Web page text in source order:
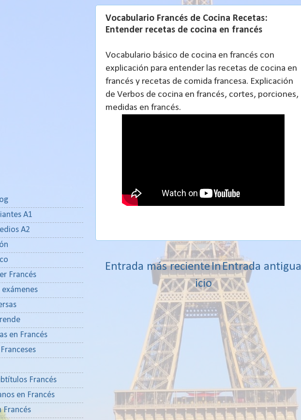
Vocabulario Francés de Cocina Recetas:
Entender recetas de cocina en francés
Vocabulario básico de cocina en francés con
explicación para entender las recetas de cocina en
francés y recetas de comida francesa. Explicación
de Verbos de cocina en francés, cortes, porciones,
medidas en francés.
Entrada más reciente Entrada antigua
In
icio
A1
A2
Francés
exámenes
en Francés
Francés
en Francés
Francés